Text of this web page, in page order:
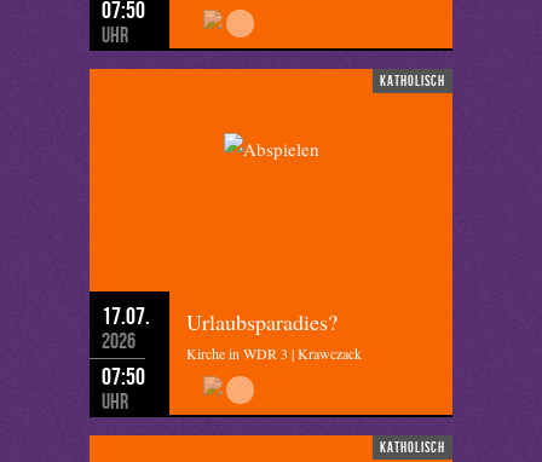
07:50
Uhr
katholisch
17.07.
2026
07:50
Uhr
Urlaubsparadies?
Kirche in WDR 3 | Krawczack
katholisch